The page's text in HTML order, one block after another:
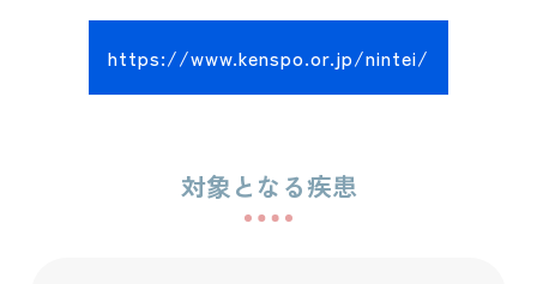
https://www.kenspo.or.jp/nintei/
対象となる疾患